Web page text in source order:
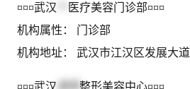
¤¤¤武汉
医疗美容门诊部¤¤¤
机构属性： 门诊部
机构地址： 武汉市江汉区发展大
¤¤¤武汉
整形美容中心¤¤¤